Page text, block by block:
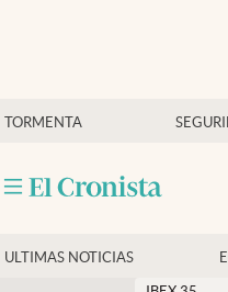
TORMENTA
Economía y finanzas
Criptomonedas
ULTIMAS NOTICIAS